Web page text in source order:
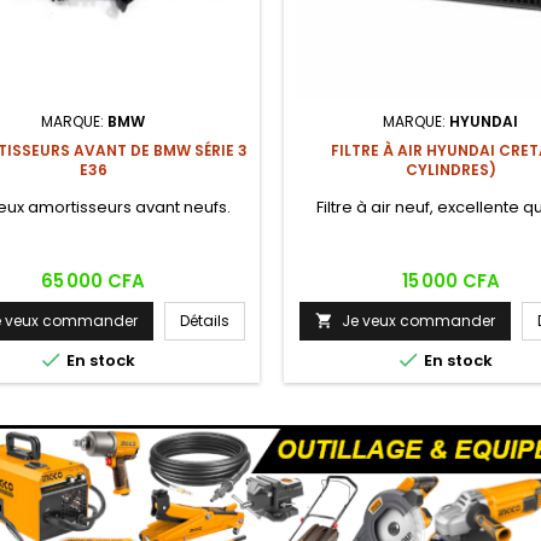
MARQUE: BMW
AVANT DE BMW SÉRIE 3
E36
amortisseurs avant neufs.
Prix
65 000 CFA
veux commander Détails
 En stock
MARQUE: HYUNDAI
FILTRE À AIR HYUNDAI
CYLINDRES)
Filtre à air neuf, excellente
Prix
15 000 CFA
 Je veux commander
 En stock